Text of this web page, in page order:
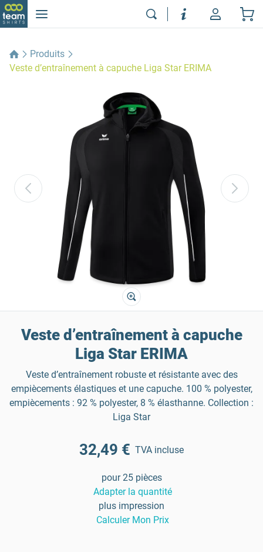
Produits
Veste d’entraînement à capuche Liga Star ERIMA
Veste d’entraînement à capuche
Liga Star ERIMA
Veste d’entraînement robuste et résistante avec des
empiècements élastiques et une capuche. 100 % polyester,
empiècements : 92 % polyester, 8 % élasthanne. Collection :
Liga Star
32,49 € TVA incluse
pour 25 pièces
Adapter la quantité
plus impression
Calculer Mon Prix